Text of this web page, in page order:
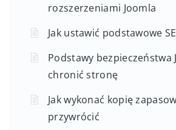
rozszerzeniami Joomla
Jak ustawić podstawowe
Podstawy bezpieczeństwa
chronić stronę
Jak wykonać kopię
przywrócić